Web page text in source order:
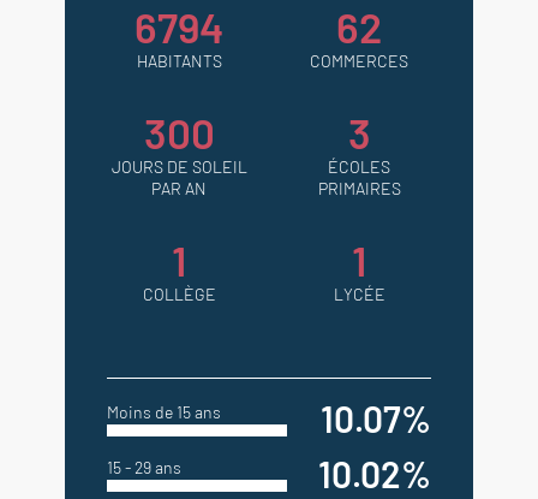
6794
HABITANTS
62
COMMERCES
300
JOURS DE SOLEIL
PAR AN
3
ÉCOLES
PRIMAIRES
1
COLLÈGE
1
LYCÉE
Moins de 15 ans 10.07%
15 - 29 ans 10.02%